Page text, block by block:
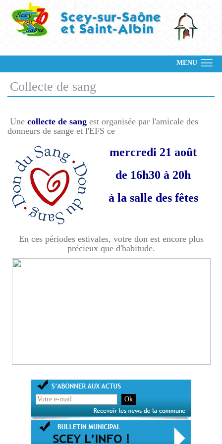
MENU
Collecte de sang
Une collecte de sang est organisée par l'amicale des
donneurs de sange et l'EFS ce
mercredi 21 août
de 16h30 à 20h
à la salle des fêtes
En ces périodes estivales, votre don est encore plus
précieux que d'habitude.